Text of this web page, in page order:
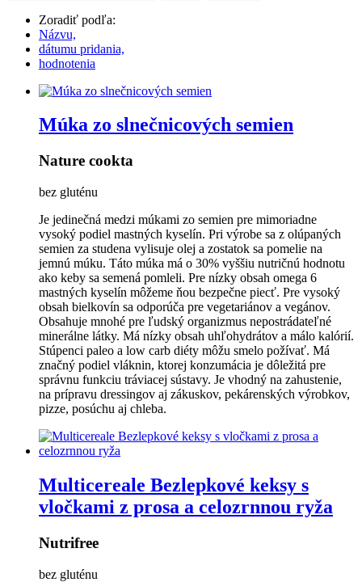
Zoradiť podľa:
Názvu,
dátumu pridania,
hodnotenia
Múka zo slnečnicových semien
Nature cookta
bez gluténu
Je jedinečná medzi múkami zo semien pre mimoriadne
vysoký podiel mastných kyselín. Pri výrobe sa z olúpaných
semien za studena vylisuje olej a zostatok sa pomelie na
jemnú múku. Táto múka má o 30% vyššiu nutričnú hodnotu
ako keby sa semená pomleli. Pre nízky obsah omega 6
mastných kyselín môžeme ňou bezpečne piecť. Pre vysoký
obsah bielkovín sa odporúča pre vegetariánov a vegánov.
Obsahuje mnohé pre ľudský organizmus nepostrádateľné
minerálne látky. Má nízky obsah uhľohydrátov a málo kalórií.
Stúpenci paleo a low carb diéty môžu smelo požívať. Má
značný podiel vláknin, ktorej konzumácia je dôležitá pre
správnu funkciu tráviacej sústavy. Je vhodný na zahustenie,
na prípravu dressingov aj zákuskov, pekárenských výrobkov,
pizze, posúchu aj chleba.
Multicereale Bezlepkové keksy s
vločkami z prosa a celozrnnou ryža
Nutrifree
bez gluténu